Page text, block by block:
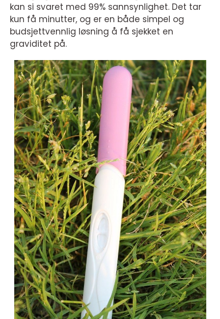
kan si svaret med 99% sannsynlighet. Det tar
kun få minutter, og er en både simpel og
budsjettvennlig løsning å få sjekket en
graviditet på.